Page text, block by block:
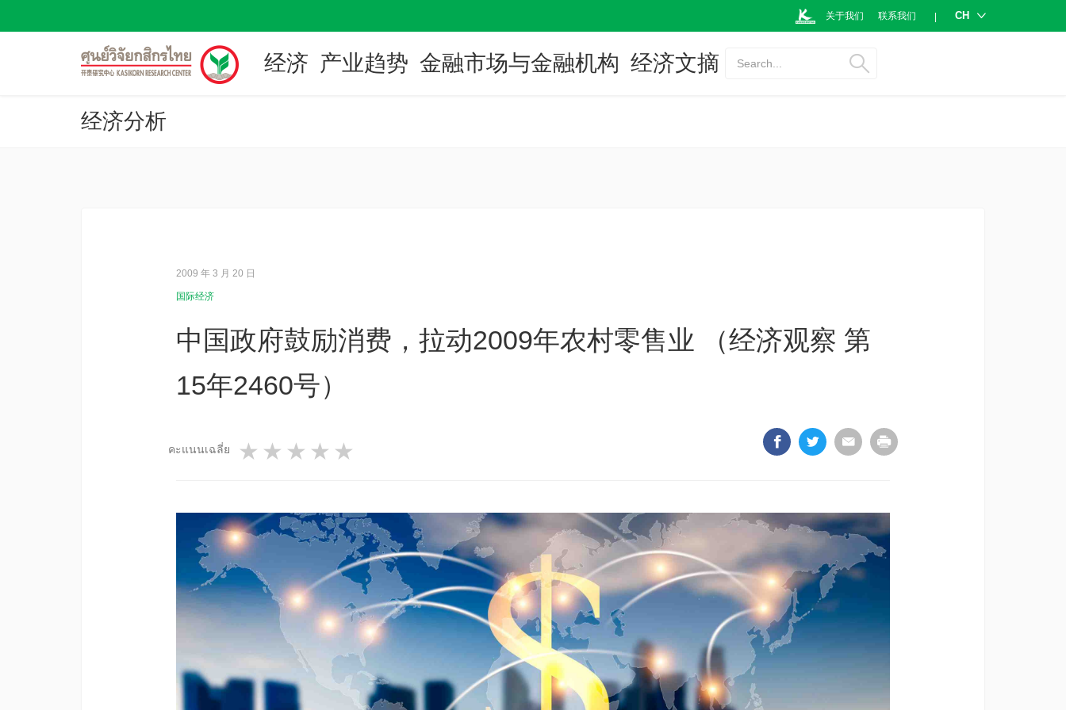
关于我们 联系我们 | CH
经济 产业趋势 金融市场与金融机构 经济文摘 Search...
经济分析
2009 年 3 月 20 日
国际经济
中国政府鼓励消费，拉动2009年农村零售业 （经济观察 第
15年2460号）
คะแนนเฉลี่ย 4 stars
3 stars
2 stars
1 star